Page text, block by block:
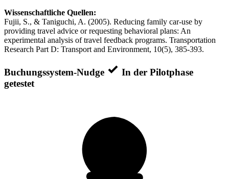
Wissenschaftliche Quellen:
Fujii, S., & Taniguchi, A. (2005). Reducing family car-use by
providing travel advice or requesting behavioral plans: An
experimental analysis of travel feedback programs. Transportation
Research Part D: Transport and Environment, 10(5), 385-393.
Buchungssystem-Nudge
In der Pilotphase
getestet